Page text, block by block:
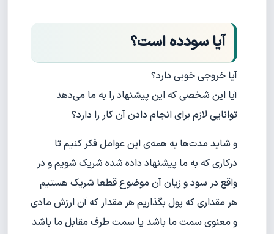
آیا سود‌‌‌ده است؟
آیا خروجی خوبی دارد؟
آیا این شخصی که این پیشنهاد را به ما می‌دهد
توانایی لازم برای انجام دادن آن کار را دارد؟
و شاید مدت‌ها به همه‌ی این عوامل فکر کنیم تا
درکاری که به ما پیشنهاد داده شده شریک شویم و در
واقع در سود و زیان آن موضوع قطعا شریک هستیم
هر مقداری که پول بگذاریم هر مقدار که آن ارزش مادی
و معنوی سمت ما باشد یا سمت طرف مقابل ما باشد